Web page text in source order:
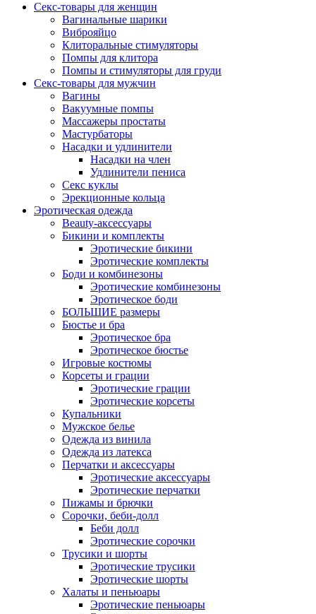
Секс-товары для женщин
Вагинальные шарики
Виброяйцо
Клиторальные стимуляторы
Помпы для клитора
Помпы и стимуляторы для груди
Секс-товары для мужчин
Вагины
Вакуумные помпы
Массажеры простаты
Мастурбаторы
Насадки и удлинители
Насадки на член
Удлинители пениса
Секс куклы
Эрекционные кольца
Эротическая одежда
Beauty-аксессуары
Бикини и комплекты
Эротические бикини
Эротические комплекты
Боди и комбинезоны
Эротические комбинезоны
Эротическое боди
БОЛЬШИЕ размеры
Бюстье и бра
Эротическое бра
Эротическое бюстье
Игровые костюмы
Корсеты и грации
Эротические грации
Эротические корсеты
Купальники
Мужское белье
Одежда из винила
Одежда из латекса
Перчатки и аксессуары
Эротические аксессуары
Эротические перчатки
Пижамы и брючки
Сорочки, беби-долл
Беби долл
Эротические сорочки
Трусики и шорты
Эротические трусики
Эротические шорты
Халаты и пеньюары
Эротические пеньюары